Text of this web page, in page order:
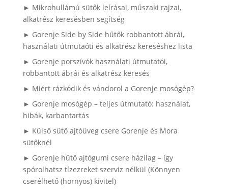
► Mikrohullámú sütők leírásai, műszaki rajzai,
alkatrész keresésben segítség
► Gorenje Side by Side hűtők robbantott ábrái,
használati útmutaóti és alkatrész kereséshez lista
► Gorenje porszívók használati útmutatói,
robbantott ábrái és alkatrész keresés
► Miért rázkódik és vándorol a Gorenje mosógép?
► Gorenje mosógép – teljes útmutató: használat,
hibák, karbantartás
► Külső sütő ajtóüveg csere Gorenje és Mora
sütőknél
► Gorenje hűtő ajtógumi csere házilag – így
spórolhatsz tízezreket szerviz nélkül (Könnyen
cserélhető (hornyos) kivitel)